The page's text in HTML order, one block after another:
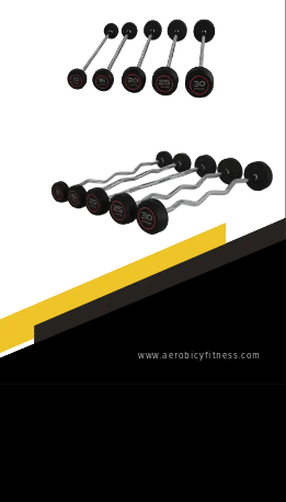
www.aerobicyfitness.com